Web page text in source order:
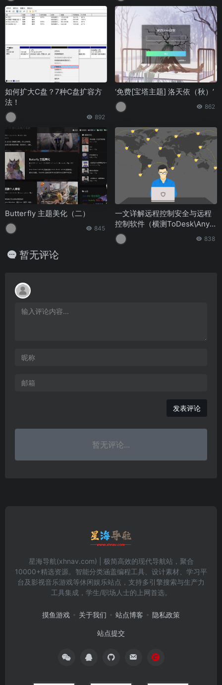
如何扩大C盘？7种C盘扩容方
法！
892
‘免费[宝塔主题] 洛天依（秋）’
862
Butterfly 主题美化（二）
845
一文详解远程控制安全与远程
控制软件（横测ToDesk\AnyD
esk\向日葵）
838
暂无评论
发表评论
暂无评论...
星海导航(xhnav.com) | 极简高效的现代导航站，聚合
10000+精选资源。智能分类涵盖编程工具、设计素材、学习平
台及影视音乐游戏等休闲娱乐站点，支持多引擎搜索与生产力
工具集成，学生/职场人士的上网首选。
摸鱼游戏 关于我们 站点博客 隐私政策
站点提交